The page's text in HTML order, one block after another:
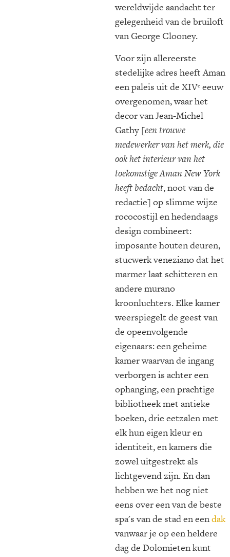
wereldwijde aandacht ter
gelegenheid van de bruiloft
van George Clooney.
Voor zijn allereerste
stedelijke adres heeft Aman
een paleis uit de XIVᵉ eeuw
overgenomen, waar het
decor van Jean-Michel
Gathy [een trouwe
medewerker van het merk, die
ook het interieur van het
toekomstige Aman New York
heeft bedacht, noot van de
redactie] op slimme wijze
rococostijl en hedendaags
design combineert:
imposante houten deuren,
stucwerk veneziano dat het
marmer laat schitteren en
andere murano
kroonluchters. Elke kamer
weerspiegelt de geest van
de opeenvolgende
eigenaars: een geheime
kamer waarvan de ingang
verborgen is achter een
ophanging, een prachtige
bibliotheek met antieke
boeken, drie eetzalen met
elk hun eigen kleur en
identiteit, en kamers die
zowel uitgestrekt als
lichtgevend zijn. En dan
hebben we het nog niet
eens over een van de beste
spa's van de stad en eendak
vanwaar je op een heldere
dag de Dolomieten kunt